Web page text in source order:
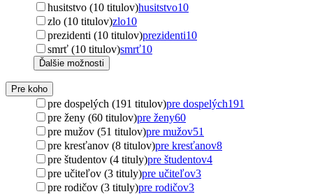
husitstvo (10 titulov)husitstvo10
zlo (10 titulov)zlo10
prezidenti (10 titulov)prezidenti10
smrť (10 titulov)smrť10
Ďalšie možnosti
Pre koho
pre dospelých (191 titulov)pre dospelých191
pre ženy (60 titulov)pre ženy60
pre mužov (51 titulov)pre mužov51
pre kresťanov (8 titulov)pre kresťanov8
pre študentov (4 tituly)pre študentov4
pre učiteľov (3 tituly)pre učiteľov3
pre rodičov (3 tituly)pre rodičov3